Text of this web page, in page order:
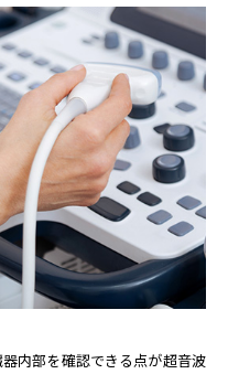
内部を確認できる点が超音波